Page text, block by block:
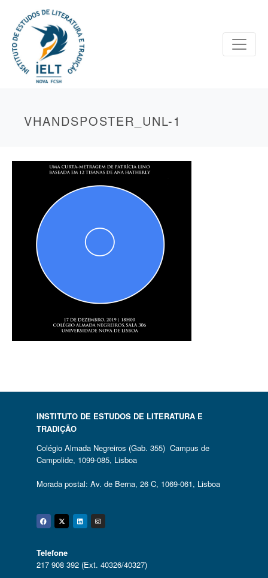
VHANDSPOSTER_UNL-1
INSTITUTO DE ESTUDOS DE LITERATURA E
TRADIÇÃO
Colégio Almada Negreiros (Gab. 355) Campus de
Campolide, 1099-085, Lisboa
Morada postal: Av. de Berna, 26 C, 1069-061, Lisboa
Facebook
Twitter
Linkedin
Instagram
Telefone
217 908 392 (Ext. 40326/40327)